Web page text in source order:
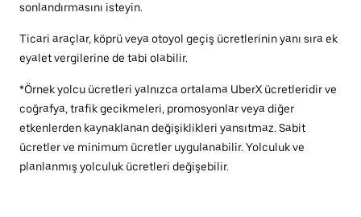
sonlandırmasını isteyin.
Ticari araçlar, köprü veya otoyol geçiş ücretlerinin yanı sıra ek
eyalet vergilerine de tabi olabilir.
*Örnek yolcu ücretleri yalnızca ortalama UberX ücretleridir ve
coğrafya, trafik gecikmeleri, promosyonlar veya diğer
etkenlerden kaynaklanan değişiklikleri yansıtmaz. Sabit
ücretler ve minimum ücretler uygulanabilir. Yolculuk ve
planlanmış yolculuk ücretleri değişebilir.